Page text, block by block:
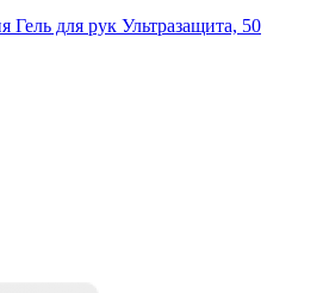
Гель для рук Ультразащита, 50